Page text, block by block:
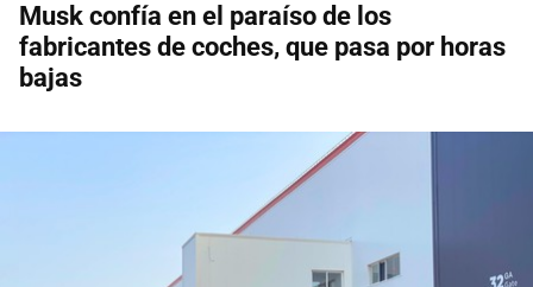
Musk confía en el paraíso de los
fabricantes de coches, que pasa por horas
bajas